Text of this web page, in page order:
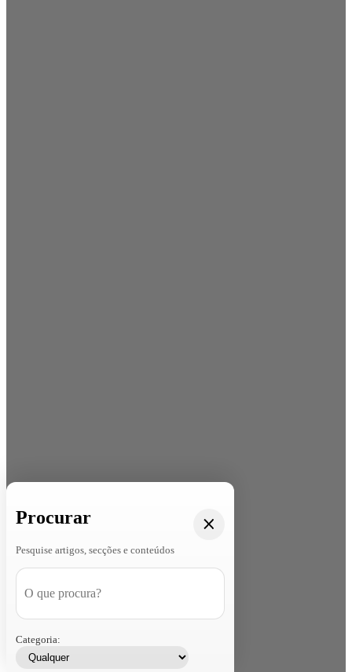
Procurar
Pesquise artigos, secções e conteúdos
Categoria: